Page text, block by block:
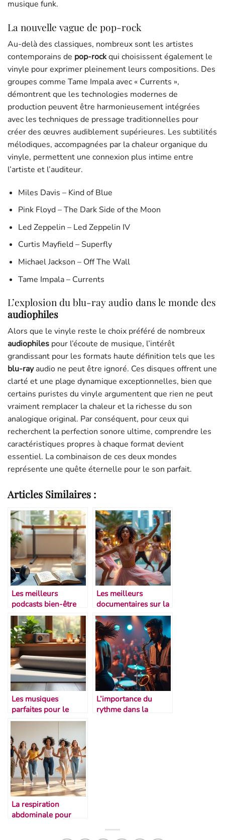
musique funk.
La nouvelle vague de pop-rock
Au-delà des classiques, nombreux sont les artistes
contemporains de pop-rockqui choisissent également le
vinyle pour exprimer pleinement leurs compositions. Des
groupes comme Tame Impala avec « Currents »,
démontrent que les technologies modernes de
production peuvent être harmonieusement intégrées
avec les techniques de pressage traditionnelles pour
créer des œuvres audiblement supérieures. Les subtilités
mélodiques, accompagnées par la chaleur organique du
vinyle, permettent une connexion plus intime entre
l’artiste et l’auditeur.
Miles Davis – Kind of Blue
Pink Floyd – The Dark Side of the Moon
Led Zeppelin – Led Zeppelin IV
Curtis Mayfield – Superfly
Michael Jackson – Off The Wall
Tame Impala – Currents
L’explosion du blu-ray audio dans le monde des
audiophiles
Alors que le vinyle reste le choix préféré de nombreux
audiophiles pour l’écoute de musique, l’intérêt
grandissant pour les formats haute définition tels que les
blu-rayaudio ne peut être ignoré. Ces disques offrent une
clarté et une plage dynamique exceptionnelles, bien que
certains puristes du vinyle argumentent que rien ne peut
vraiment remplacer la chaleur et la richesse du son
analogique original. Par conséquent, pour ceux qui
recherchent la perfection sonore ultime, comprendre les
caractéristiques propres à chaque format devient
essentiel. La combinaison de ces deux mondes
représente une quête éternelle pour le son parfait.
Articles Similaires :
Les meilleurs
podcasts bien-être
pour danseurs
Les meilleurs
documentaires sur la
danse
Les musiques
parfaites pour le
stretching
L’importance du
rythme dans la
La respiration
abdominale pour